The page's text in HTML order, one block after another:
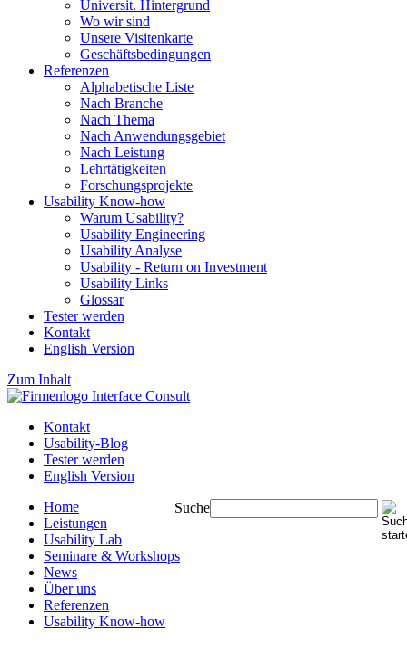
Universit. Hintergrund
Wo wir sind
Unsere Visitenkarte
Geschäftsbedingungen
Referenzen
Alphabetische Liste
Nach Branche
Nach Thema
Nach Anwendungsgebiet
Nach Leistung
Lehrtätigkeiten
Forschungsprojekte
Usability Know-how
Warum Usability?
Usability Engineering
Usability Analyse
Usability - Return on Investment
Usability Links
Glossar
Tester werden
Kontakt
English Version
Zum Inhalt
Kontakt
Usability-Blog
Tester werden
English Version
Suche
Home
Leistungen
Usability Lab
Seminare & Workshops
News
Über uns
Referenzen
Usability Know-how